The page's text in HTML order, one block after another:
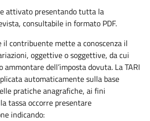
attivato presentando tutta la
consultabile in formato PDF.
il contribuente mette a conoscenza il
oggettive o soggettive, da cui
ammontare dell’imposta dovuta. La TARI
automaticamente sulla base
pratiche anagrafiche, ai fini
tassa occorre presentare
indicando: